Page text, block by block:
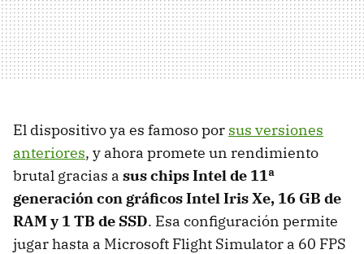
El dispositivo ya es famoso por sus versiones
anteriores, y ahora promete un rendimiento
brutal gracias a sus chips Intel de 11ª
generación con gráficos Intel Iris Xe, 16 GB de
RAM y 1 TB de SSD. Esa configuración permite
jugar hasta a Microsoft Flight Simulator a 60 FPS